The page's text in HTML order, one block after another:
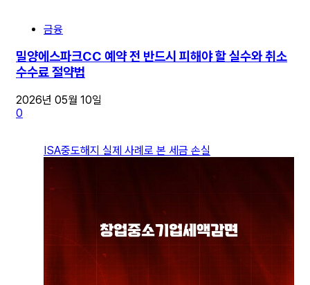
금융
밀양에스파크CC 예약 전 반드시 피해야 할 실수와 취소
수수료 절약법
2026년 05월 10일
0
ISA중도해지 실제 사례로 본 세금 손실